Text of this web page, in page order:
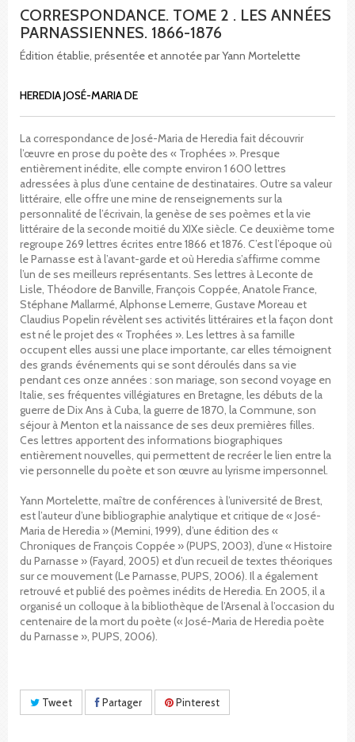
CORRESPONDANCE. TOME 2 . LES ANNÉES
PARNASSIENNES. 1866-1876
Édition établie, présentée et annotée par Yann Mortelette
HEREDIA JOSÉ-MARIA DE
La correspondance de José-Maria de Heredia fait découvrir
l’œuvre en prose du poète des « Trophées ». Presque
entièrement inédite, elle compte environ 1 600 lettres
adressées à plus d’une centaine de destinataires. Outre sa valeur
littéraire, elle offre une mine de renseignements sur la
personnalité de l’écrivain, la genèse de ses poèmes et la vie
littéraire de la seconde moitié du XIXe siècle. Ce deuxième tome
regroupe 269 lettres écrites entre 1866 et 1876. C’est l’époque où
le Parnasse est à l’avant-garde et où Heredia s’affirme comme
l’un de ses meilleurs représentants. Ses lettres à Leconte de
Lisle, Théodore de Banville, François Coppée, Anatole France,
Stéphane Mallarmé, Alphonse Lemerre, Gustave Moreau et
Claudius Popelin révèlent ses activités littéraires et la façon dont
est né le projet des « Trophées ». Les lettres à sa famille
occupent elles aussi une place importante, car elles témoignent
des grands événements qui se sont déroulés dans sa vie
pendant ces onze années : son mariage, son second voyage en
Italie, ses fréquentes villégiatures en Bretagne, les débuts de la
guerre de Dix Ans à Cuba, la guerre de 1870, la Commune, son
séjour à Menton et la naissance de ses deux premières filles.
Ces lettres apportent des informations biographiques
entièrement nouvelles, qui permettent de recréer le lien entre la
vie personnelle du poète et son œuvre au lyrisme impersonnel.
Yann Mortelette, maître de conférences à l’université de Brest,
est l’auteur d’une bibliographie analytique et critique de « José-
Maria de Heredia » (Memini, 1999), d’une édition des «
Chroniques de François Coppée » (PUPS, 2003), d’une « Histoire
du Parnasse » (Fayard, 2005) et d’un recueil de textes théoriques
sur ce mouvement (Le Parnasse, PUPS, 2006). Il a également
retrouvé et publié des poèmes inédits de Heredia. En 2005, il a
organisé un colloque à la bibliothèque de l’Arsenal à l’occasion du
centenaire de la mort du poète (« José-Maria de Heredia poète
du Parnasse », PUPS, 2006).
Tweet Partager Pinterest